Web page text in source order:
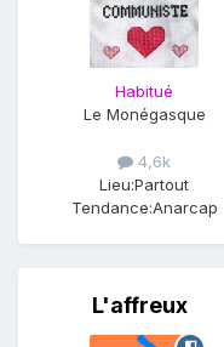
Habitué
Le Monégasque
4,6k
Lieu:Partout
Tendance:Anarcap
L'affreux